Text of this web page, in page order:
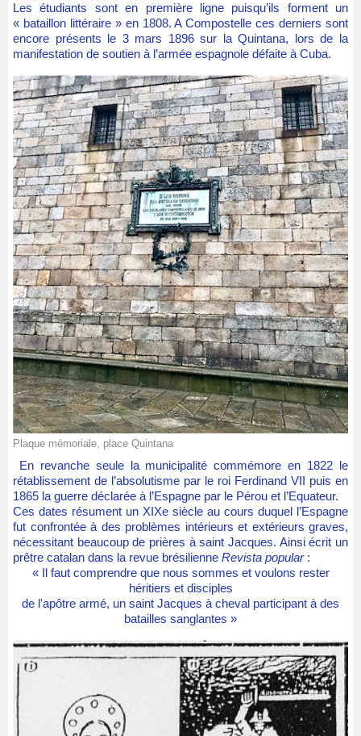
Les étudiants sont en première ligne puisqu’ils forment un
« bataillon littéraire » en 1808. A Compostelle ces derniers sont
encore présents le 3 mars 1896 sur la Quintana, lors de la
manifestation de soutien à l’armée espagnole défaite à Cuba.
Plaque mémoriale, place Quintana
En revanche seule la municipalité commémore en 1822 le
rétablissement de l’absolutisme par le roi Ferdinand VII puis en
1865 la guerre déclarée à l’Espagne par le Pérou et l’Equateur.
Ces dates résument un XIXe siècle au cours duquel l’Espagne
fut confrontée à des problèmes intérieurs et extérieurs graves,
nécessitant beaucoup de prières à saint Jacques. Ainsi écrit un
prêtre catalan dans la revue brésilienne Revista popular:
« Il faut comprendre que nous sommes et voulons rester
héritiers et disciples
de l'apôtre armé, un saint Jacques à cheval participant à des
batailles sanglantes »